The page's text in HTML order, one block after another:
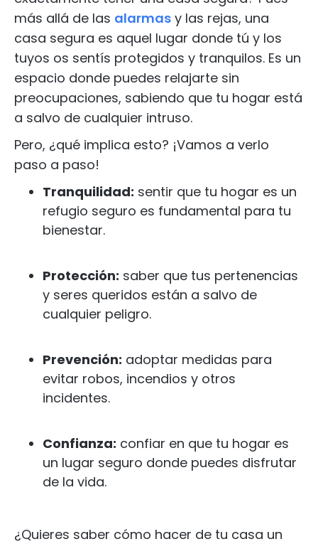
más allá de las alarmas y las rejas, una
casa segura es aquel lugar donde tú y los
tuyos os sentís protegidos y tranquilos. Es un
espacio donde puedes relajarte sin
preocupaciones, sabiendo que tu hogar está
a salvo de cualquier intruso.
Pero, ¿qué implica esto? ¡Vamos a verlo
paso a paso!
Tranquilidad: sentir que tu hogar es un
refugio seguro es fundamental para tu
bienestar.
Protección: saber que tus pertenencias
y seres queridos están a salvo de
cualquier peligro.
Prevención: adoptar medidas para
evitar robos, incendios y otros
incidentes.
Confianza: confiar en que tu hogar es
un lugar seguro donde puedes disfrutar
de la vida.
¿Quieres saber cómo hacer de tu casa un